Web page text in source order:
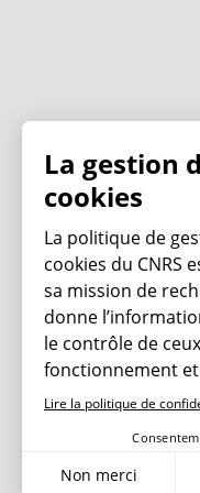
La gestion
cookies
La politique de
cookies du CNRS
sa mission de
donne
le contrôle de
fonctionnement
Lire la politique de
Non merci